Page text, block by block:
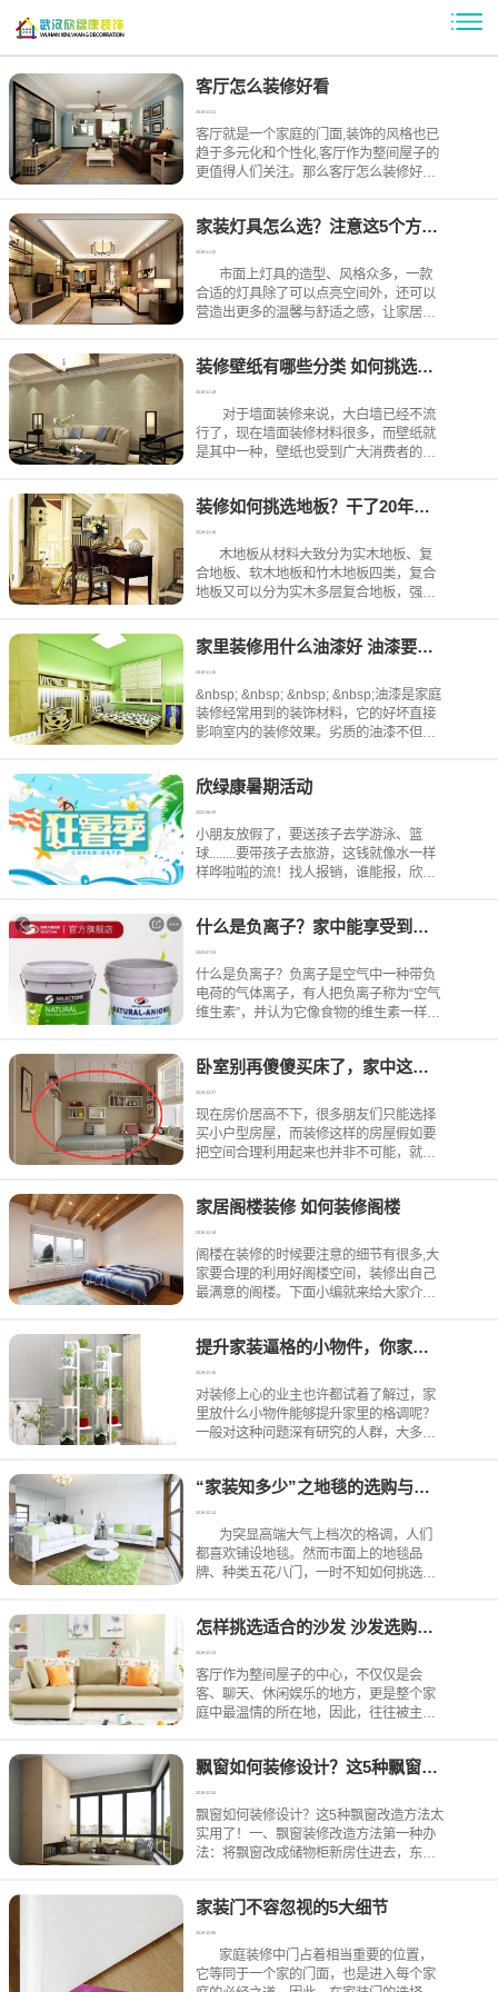
客厅怎么装修好看
2019-11-21
客厅就是一个家庭的门面,装饰的风格也已
趋于多元化和个性化,客厅作为整间屋子的
更值得人们关注。那么客厅怎么装修好看?
家装灯具怎么选？注意这5个方面，让你的家好看又亮堂
2019-11-20
市面上灯具的造型、风格众多，一款
合适的灯具除了可以点亮空间外，还可以
营造出更多的温馨与舒适之感，让家居生
是厨房、书
装修壁纸有哪些分类 如何挑选装修壁纸
2019-11-19
对于墙面装修来说，大白墙已经不流
行了，现在墙面装修材料很多，而壁纸就
是其中一种，壁纸也受到广大消费者的喜
装修壁纸
装修如何挑选地板？干了20年老师傅告诉你
2019-11-18
木地板从材料大致分为实木地板、复
合地板、软木地板和竹木地板四类，复合
地板又可以分为实木多层复合地板，强化
板、强化地板
家里装修用什么油漆好 油漆要怎么选购
2019-11-15
&nbsp; &nbsp; &nbsp; &nbsp;油漆是家庭
装修经常用到的装饰材料，它的好坏直接
影响室内的装修效果。劣质的油漆不但容
友问，家里装修用什么油漆好？油漆
欣绿康暑期活动
2022-06-29
小朋友放假了，要送孩子去学游泳、篮
球........要带孩子去旅游，这钱就像水一样
样哗啦啦的流！找人报销，谁能报，欣绿
家？这到处都要花钱，这怎么省钱？欣绿
康暑期活动第一期7月1日—7月8日报销来
了：小朋友的暑期班、旅游费欣绿康报销
3000元，欣绿康暑期活动第二期7月9日—
7月17日报销来了：小朋友的暑期班、旅
什么是负离子？家中能享受到负离子吗？
2020-07-23
什么是负离子？负离子是空气中一种带负
电荷的气体离子，有人把负离子称为“空气
维生素”，并认为它像食物的维生素一样，
寿有关，称它为“长寿素”。净化空气，负离
子本身带有负电荷
卧室别再傻傻买床了，家中这样设计比床可实用多了
2019-12-27
现在房价居高不下，很多朋友们只能选择
买小户型房屋，而装修这样的房屋假如要
把空间合理利用起来也并非不可能，就拿
么睡觉啊，其实大家定制一套榻榻米就比
床要强几倍。卧室别再傻傻
家居阁楼装修 如何装修阁楼
2019-12-19
阁楼在装修的时候要注意的细节有很多,大
家要合理的利用好阁楼空间，装修出自己
最满意的阁楼。下面小编就来给大家介绍
构，比如做吊顶时，不一定要用整块石膏
板，可以把石膏板钻孔或切
提升家装逼格的小物件，你家有几样？
2019-12-16
对装修上心的业主也许都试着了解过，家
里放什么小物件能够提升家里的格调呢？
一般对这种问题深有研究的人群，大多都
家，这无疑是一种对生活热爱的体现。今
天小编也为大家整理了
“家装知多少”之地毯的选购与注意事项
2019-12-13
为突显高端大气上档次的格调，人们
都喜欢铺设地毯。然而市面上的地毯品
牌、种类五花八门，一时不知如何挑选；
方法，希望可
怎样挑选适合的沙发 沙发选购小技巧
2019-12-12
客厅作为整间屋子的中心，不仅仅是会
客、聊天、休闲娱乐的地方，更是整个家
庭中最温情的所在地，因此，往往被主人
发更是整个客厅的灵魂所在，所以在装修
时，我们就在思考，客厅要买怎
飘窗如何装修设计？这5种飘窗改造方法太实用了！
2019-12-10
飘窗如何装修设计？这5种飘窗改造方法太
实用了！一、飘窗装修改造方法第一种办
法：将飘窗改成储物柜新房住进去，东西
纳效果，还能保留飘窗休闲的作用。不仅
能合理利用空间，闲时时
家装门不容忽视的5大细节
2019-12-06
家庭装修中门占着相当重要的位置，
它等同于一个家的门面，也是进入每个家